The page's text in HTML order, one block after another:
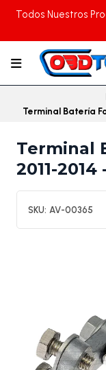
Todos Nuestros
Terminal Batería
Terminal
2011-2014
SKU: AV-00365